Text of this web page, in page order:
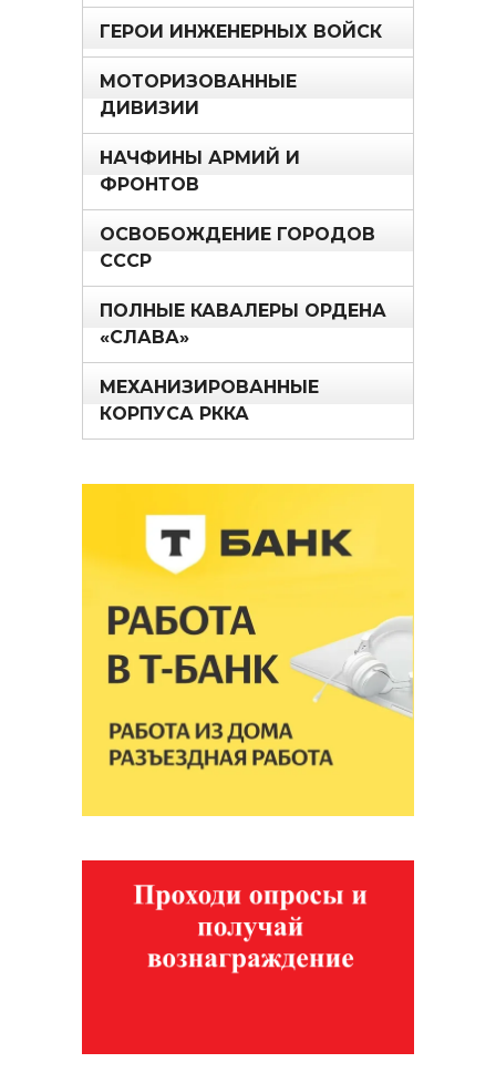
ГЕРОИ ИНЖЕНЕРНЫХ ВОЙСК
МОТОРИЗОВАННЫЕ
ДИВИЗИИ
НАЧФИНЫ АРМИЙ И
ФРОНТОВ
ОСВОБОЖДЕНИЕ ГОРОДОВ
СССР
ПОЛНЫЕ КАВАЛЕРЫ ОРДЕНА
«СЛАВА»
МЕХАНИЗИРОВАННЫЕ
КОРПУСА РККА